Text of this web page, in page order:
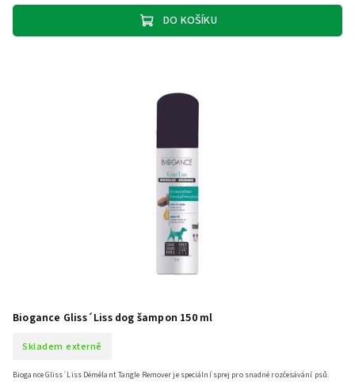
DO KOŠÍKU
Biogance Gliss´Liss dog šampon 150 ml
Skladem externě
Biogance Gliss´Liss Démêlant Tangle Remover je speciální sprej pro snadné rozčesávání psů.